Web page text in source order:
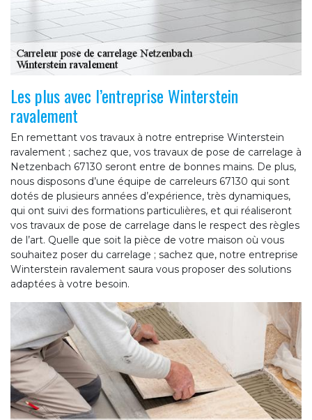
Les plus avec l’entreprise Winterstein
ravalement
En remettant vos travaux à notre entreprise Winterstein
ravalement ; sachez que, vos travaux de pose de carrelage à
Netzenbach 67130 seront entre de bonnes mains. De plus,
nous disposons d’une équipe de carreleurs 67130 qui sont
dotés de plusieurs années d’expérience, très dynamiques,
qui ont suivi des formations particulières, et qui réaliseront
vos travaux de pose de carrelage dans le respect des règles
de l’art. Quelle que soit la pièce de votre maison où vous
souhaitez poser du carrelage ; sachez que, notre entreprise
Winterstein ravalement saura vous proposer des solutions
adaptées à votre besoin.